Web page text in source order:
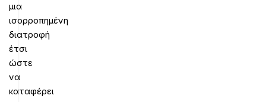
μια
ισορροπημένη
διατροφή
έτσι
ώστε
να
καταφέρει